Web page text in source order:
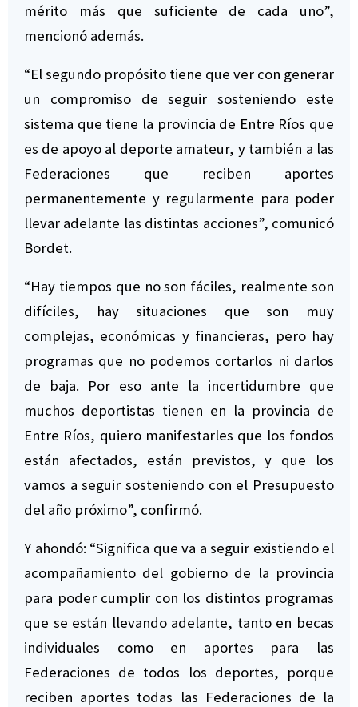
mérito más que suficiente de cada uno”,
mencionó además.
“El segundo propósito tiene que ver con generar
un compromiso de seguir sosteniendo este
sistema que tiene la provincia de Entre Ríos que
es de apoyo al deporte amateur, y también a las
Federaciones que reciben aportes
permanentemente y regularmente para poder
llevar adelante las distintas acciones”, comunicó
Bordet.
“Hay tiempos que no son fáciles, realmente son
difíciles, hay situaciones que son muy
complejas, económicas y financieras, pero hay
programas que no podemos cortarlos ni darlos
de baja. Por eso ante la incertidumbre que
muchos deportistas tienen en la provincia de
Entre Ríos, quiero manifestarles que los fondos
están afectados, están previstos, y que los
vamos a seguir sosteniendo con el Presupuesto
del año próximo”, confirmó.
Y ahondó: “Significa que va a seguir existiendo el
acompañamiento del gobierno de la provincia
para poder cumplir con los distintos programas
que se están llevando adelante, tanto en becas
individuales como en aportes para las
Federaciones de todos los deportes, porque
reciben aportes todas las Federaciones de la